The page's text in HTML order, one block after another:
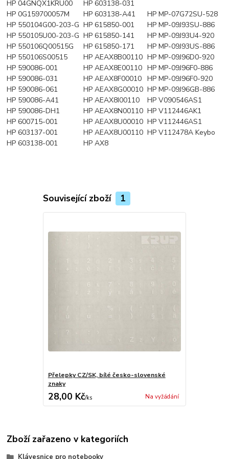
HP 04GNQX1KRU00
HP 0G159700057M
HP 550104G00-203-G
HP 550105U00-203-G
HP 550106Q00515G
HP 550106S00515
HP 590086-001
HP 590086-031
HP 590086-061
HP 590086-A41
HP 590086-DH1
HP 600715-001
HP 603137-001
HP 603138-001
HP 603138-031
HP 603138-A41
HP 615850-001
HP 615850-141
HP 615850-171
HP AEAX8B00110
HP AEAX8E00110
HP AEAX8F00010
HP AEAX8G00010
HP AEAX8I00110
HP AEAX8N00110
HP AEAX8U00010
HP AEAX8U00110
HP AX8
HP MP-07G72SU-528
HP MP-09J93SU-886
HP MP-09J93U4-920
HP MP-09J93US-886
HP MP-09J96D0-920
HP MP-09J96F0-886
HP MP-09J96F0-920
HP MP-09J96GB-886
HP V090546AS1
HP V112446AK1
HP V112446AS1
HP V112478A Keybo
Související zboží 1
Přelepky CZ/SK, bílé česko-slovenské
znaky
28,00 Kč/ks Na vyžádání
Zboží zařazeno v kategoriích
Klávesnice pro notebooky